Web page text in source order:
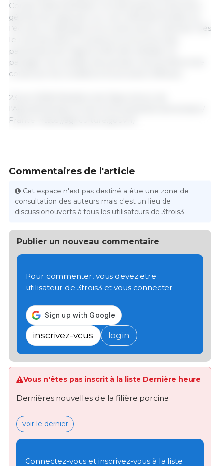
Conseil d’administration ont demandé au directeur
général de s’appuyer sur une méthode fondée sur
l’écoute, le dialogue et la construction collective. Dès
le mois de juillet, il ira ainsi à la rencontre des
partenaires de l’Agence BIO afin d’établir et
partager les constats, de préciser les priorités et de
construire les conditions d’une action efficace.
23 juin 2026/ Ministère de l'Agriculture, de
l'Agroalimentaire et de la Souveraineté alimentaire/
France. https://agriculture.gouv.fr/
Commentaires de l'article
Cet espace n'est pas destiné a être une zone de
consultation des auteurs mais c'est un lieu de
discussionouverts à tous les utilisateurs de 3trois3.
Publier un nouveau commentaire
Pour commenter, vous devez être
utilisateur de 3trois3 et vous connecter
inscrivez-vous login
Vous n'êtes pas inscrit à la liste Dernière heure
Dernières nouvelles de la filière porcine
voir le dernier
Connectez-vous et inscrivez-vous à la liste